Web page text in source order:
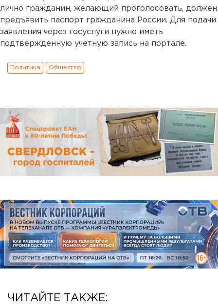
лично гражданин, желающий проголосовать, должен
предъявить паспорт гражданина России. Для подачи
заявления через госуслуги нужно иметь
подтвержденную учетную запись на портале.
Политика Общество
ЧИТАЙТЕ ТАКЖЕ: